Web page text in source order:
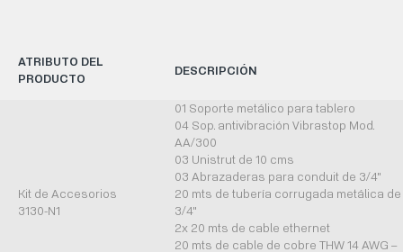
ATRIBUTO DEL
PRODUCTO
DESCRIPCIÓN
Kit de Accesorios
3130-N1
01 Soporte metálico para tablero
04 Sop. antivibración Vibrastop Mod.
AA/300
03 Unistrut de 10 cms
03 Abrazaderas para conduit de 3/4"
20 mts de tubería corrugada metálica de
3/4"
2x 20 mts de cable ethernet
20 mts de cable de cobre THW 14 AWG –